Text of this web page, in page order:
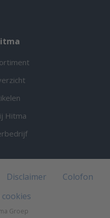
Hitma
Disclaimer
Colofon
cookies
Groep